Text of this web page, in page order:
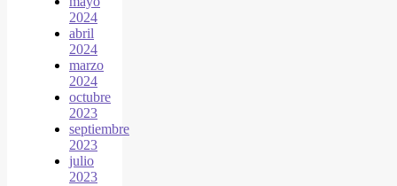
2024
abril
2024
marzo
2024
octubre
2023
septiembre
2023
julio
2023